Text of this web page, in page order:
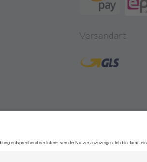
Versandart